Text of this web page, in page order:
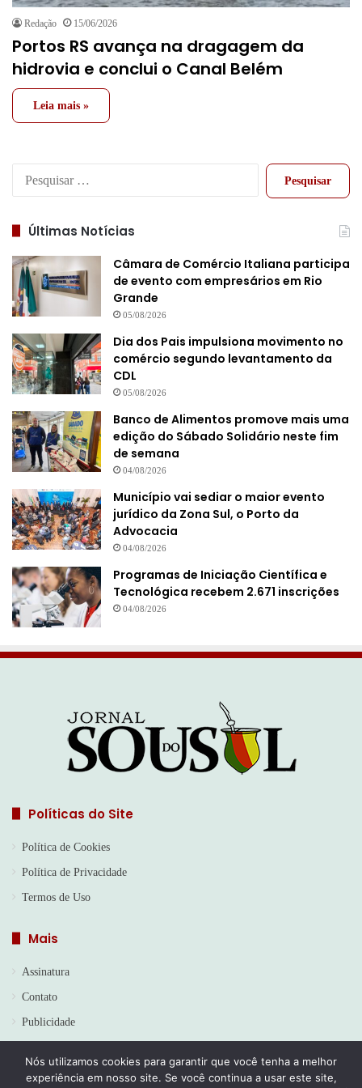
Redação 15/06/2026
Portos RS avança na dragagem da
hidrovia e conclui o Canal Belém
Leia mais »
Pesquisar
Últimas Notícias
Câmara de Comércio Italiana participa
de evento com empresários em Rio
Grande
05/08/2026
Dia dos Pais impulsiona movimento no
comércio segundo levantamento da
CDL
05/08/2026
Banco de Alimentos promove mais uma
edição do Sábado Solidário neste fim
de semana
04/08/2026
Município vai sediar o maior evento
jurídico da Zona Sul, o Porto da
Advocacia
04/08/2026
Programas de Iniciação Científica e
Tecnológica recebem 2.671 inscrições
04/08/2026
Políticas do Site
Política de Cookies
Política de Privacidade
Termos de Uso
Mais
Assinatura
Contato
Publicidade
Nós utilizamos cookies para garantir que você tenha a melhor
experiência em nosso site. Se você continua a usar este site,